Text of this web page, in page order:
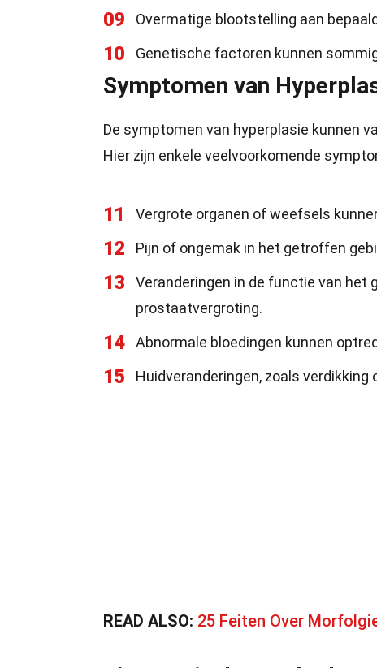
09 Overmatige blootstelling aan
10 Genetische factoren kunnen
Symptomen van
De symptomen van hyperplasie kunnen
Hier zijn enkele veelvoorkomende
11 Vergrote organen of weefsels
12 Pijn of ongemak in het getroffen
13
Veranderingen in de functie van het
prostaatvergroting.
14 Abnormale bloedingen kunnen
15 Huidveranderingen, zoals verdikking
READ ALSO: 25 Feiten Over